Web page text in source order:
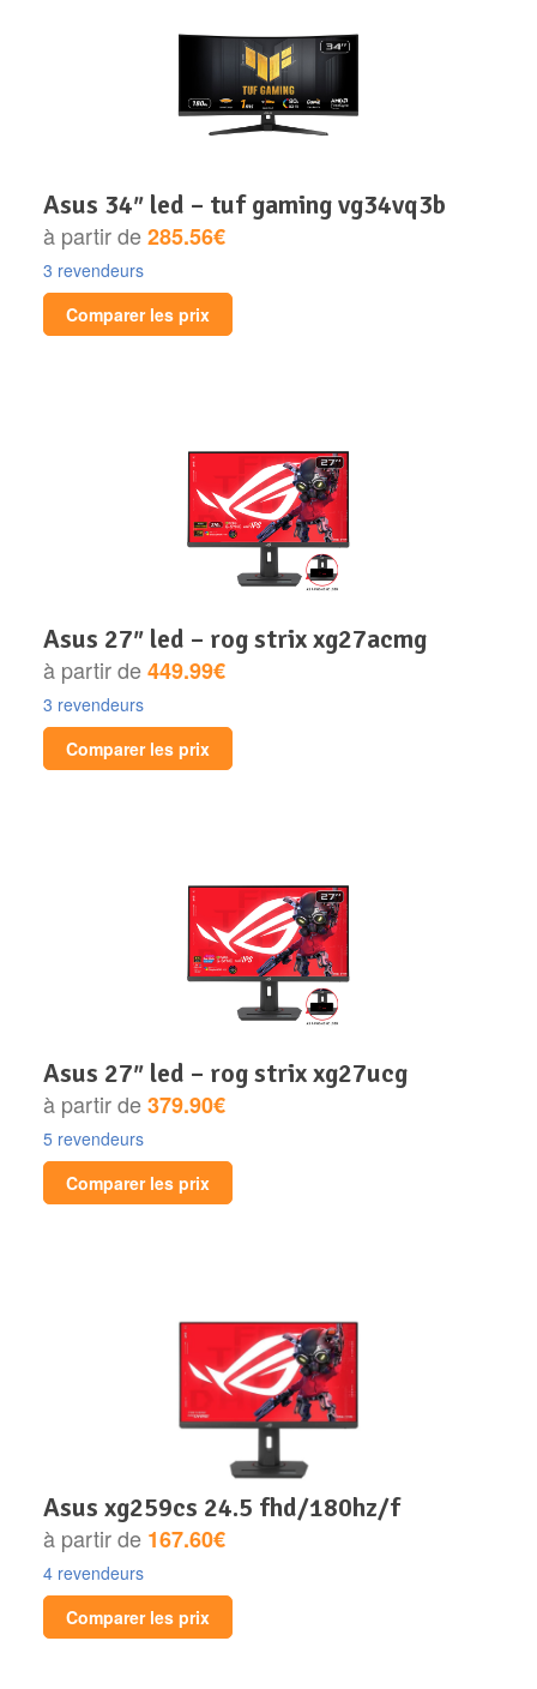
asus 34″ led – tuf gaming vg34vq3b
à partir de285.56€
3 revendeurs
Comparer les prix
asus 27″ led – rog strix xg27acmg
à partir de449.99€
3 revendeurs
Comparer les prix
asus 27″ led – rog strix xg27ucg
à partir de379.90€
5 revendeurs
Comparer les prix
asus xg259cs 24.5 fhd/180hz/f
à partir de 167.60€
4 revendeurs
Comparer les prix